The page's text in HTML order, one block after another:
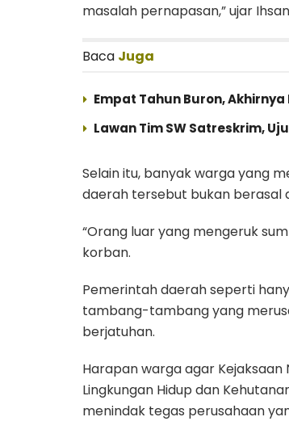
masalah pernapasan,” ujar
Baca Juga
Empat Tahun Buron, Akhirnya
Lawan Tim SW Satreskrim,
Selain itu, banyak warga yang
daerah tersebut bukan berasal
“Orang luar yang mengeruk
korban.
Pemerintah daerah seperti
tambang-tambang yang
berjatuhan.
Harapan warga agar Kejaksaan
Lingkungan Hidup dan
menindak tegas perusahaan